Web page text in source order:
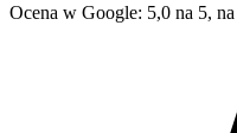
Ocena w Google: 5,0 na 5,